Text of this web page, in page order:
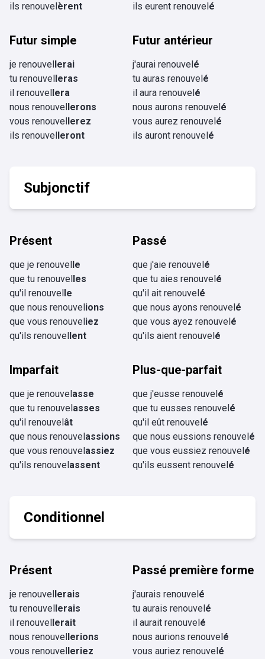
ils renouvelèrent
ils eurent renouvelé
Futur simple
je renouvellerai
tu renouvelleras
il renouvellera
nous renouvellerons
vous renouvellerez
ils renouvelleront
Futur antérieur
j'aurai renouvelé
tu auras renouvelé
il aura renouvelé
nous aurons renouvelé
vous aurez renouvelé
ils auront renouvelé
Subjonctif
Présent
que je renouvelle
que tu renouvelles
qu'il renouvelle
que nous renouvelions
que vous renouveliez
qu'ils renouvellent
Passé
que j'aie renouvelé
que tu aies renouvelé
qu'il ait renouvelé
que nous ayons renouvelé
que vous ayez renouvelé
qu'ils aient renouvelé
Imparfait
que je renouvelasse
que tu renouvelasses
qu'il renouvelât
que nous renouvelassions
que vous renouvelassiez
qu'ils renouvelassent
Plus-que-parfait
que j'eusse renouvelé
que tu eusses renouvelé
qu'il eût renouvelé
que nous eussions renouvelé
que vous eussiez renouvelé
qu'ils eussent renouvelé
Conditionnel
Présent
je renouvellerais
tu renouvellerais
il renouvellerait
nous renouvellerions
vous renouvelleriez
Passé première forme
j'aurais renouvelé
tu aurais renouvelé
il aurait renouvelé
nous aurions renouvelé
vous auriez renouvelé